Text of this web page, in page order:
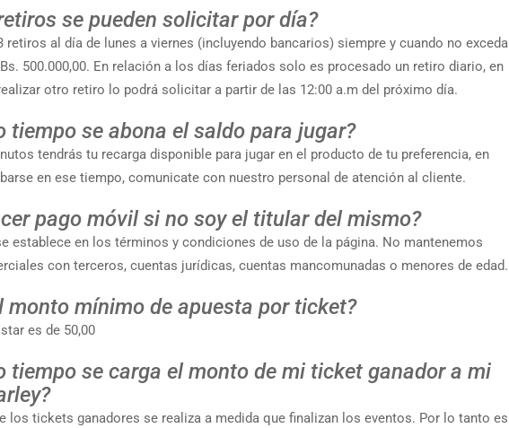
se pueden solicitar por día?
retiros al día de lunes a viernes (incluyendo bancarios) siempre y cuando no exceda
500.000,00. En relación a los días feriados solo es procesado un retiro diario, en
otro retiro lo podrá solicitar a partir de las 12:00 a.m del próximo día.
tiempo se abona el saldo para jugar?
tendrás tu recarga disponible para jugar en el producto de tu preferencia, en
en ese tiempo, comunicate con nuestro personal de atención al cliente.
pago móvil si no soy el titular del mismo?
establece en los términos y condiciones de uso de la página. No mantenemos
con terceros, cuentas jurídicas, cuentas mancomunadas o menores de edad.
monto mínimo de apuesta por ticket?
es de 50,00
tiempo se carga el monto de mi ticket ganador a mi
los tickets ganadores se realiza a medida que finalizan los eventos. Por lo tanto es